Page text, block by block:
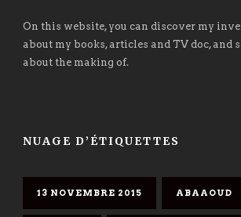
On this website, you can discover my
about my books, articles and TV doc, and
about the making of.
NUAGE D’ÉTIQUETTES
13 NOVEMBRE 2015 ABAAOUD